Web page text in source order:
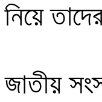
নিয়ে
জাতীয়